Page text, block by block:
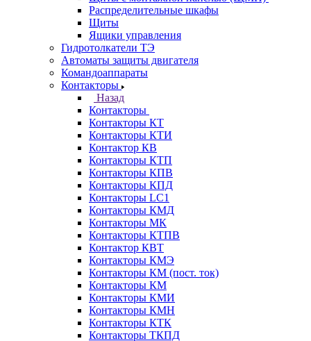
Распределительные шкафы
Щиты
Ящики управления
Гидротолкатели ТЭ
Автоматы защиты двигателя
Командоаппараты
Контакторы
Назад
Контакторы
Контакторы КТ
Контакторы КТИ
Контактор КВ
Контакторы КТП
Контакторы КПВ
Контакторы КПД
Контакторы LC1
Контакторы КМД
Контакторы МК
Контакторы КТПВ
Контактор КВТ
Контакторы КМЭ
Контакторы КМ (пост. ток)
Контакторы КМ
Контакторы КМИ
Контакторы КМН
Контакторы КТК
Контакторы ТКПД